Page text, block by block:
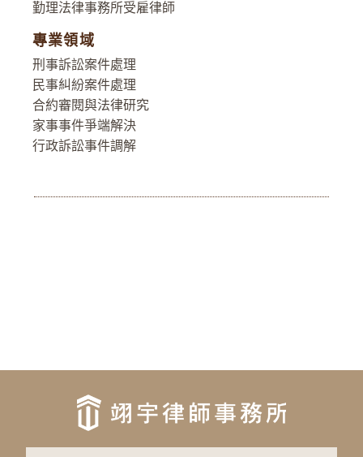
勤理法律事務所受雇律師
專業領域
刑事訴訟案件處理
民事糾紛案件處理
合約審閱與法律研究
家事事件爭端解決
行政訴訟事件調解